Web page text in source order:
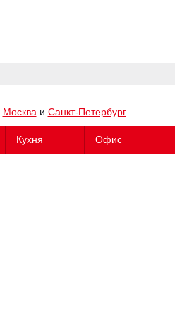
Москва и Санкт-Петербург
Кухня Офис